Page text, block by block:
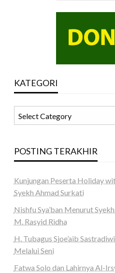
KATEGORI
POSTING TERAKHIR
Kunjungan Peserta Holiday
Syekh Ahmad Surkati
Nishfu Sya’ban Menurut
M. Rasyid Ridha
H. Tubagus Sjoe’aib
Melalui Seni
Fatwa Solo dan Lahirnya Al-